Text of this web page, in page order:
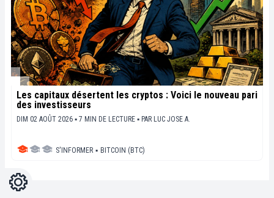
Les capitaux désertent les cryptos : Voici le nouveau pari
des investisseurs
DIM 02 AOÛT 2026 ▪ 7 MIN DE LECTURE ▪ PAR LUC JOSE A.
S'INFORMER ▪ BITCOIN (BTC)
Réglages